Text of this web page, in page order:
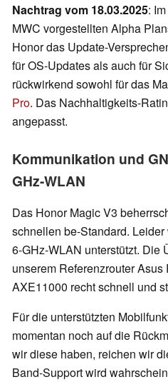
Nachtrag vom 18.03.2025:
MWC vorgestellten Alpha
Honor das Update-
für OS-Updates als auch für
rückwirkend sowohl für das
Pro. Das Nachhaltigkeits-
angepasst.
Kommunikation und
GHz-WLAN
Das Honor Magic V3
schnellen be-Standard.
6-GHz-WLAN unterstützt. Die
unserem Referenzrouter Asus
AXE11000 recht schnell und
Für die unterstützten
momentan noch auf die
wir diese haben, reichen wir
Band-Support wird